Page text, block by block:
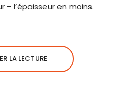
– l’épaisseur en moins.
LA LECTURE